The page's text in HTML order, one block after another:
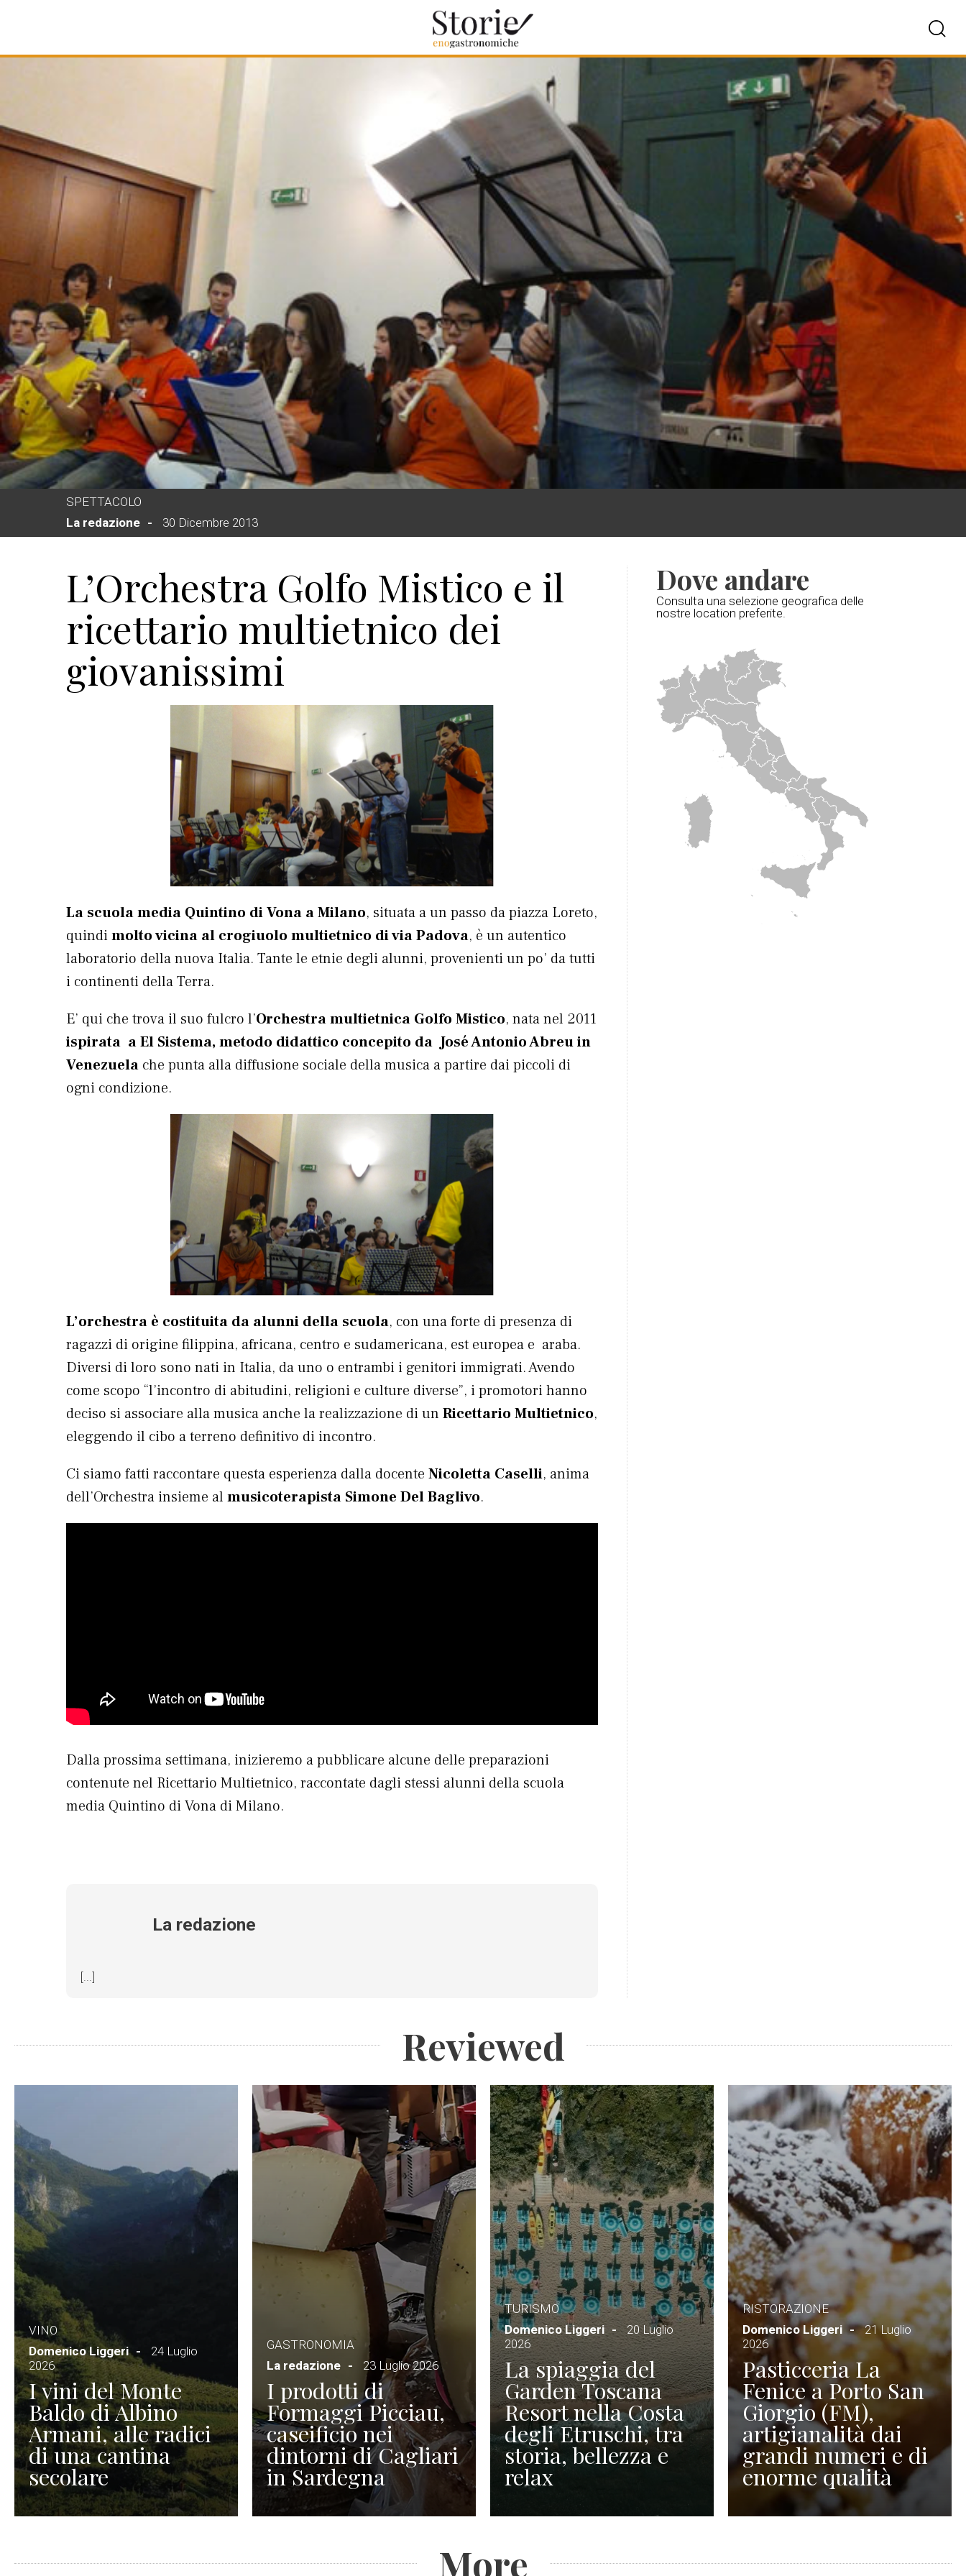
SPETTACOLO
La redazione
30 Dicembre 2013
L’Orchestra Golfo Mistico e il
ricettario multietnico dei
giovanissimi
La scuola media Quintino di Vona a Milano, situata a un passo da piazza Loreto,
quindimolto vicina al crogiuolo multietnico di via Padova, è un autentico
laboratorio della nuova Italia. Tante le etnie degli alunni, provenienti un po’ da tutti
i continenti della Terra.
E’ qui che trova il suo fulcro l’Orchestra multietnica Golfo Mistico, nata nel 2011
ispirata a El Sistema, metodo didattico concepito da José Antonio Abreu in
Venezuela che punta alla diffusione sociale della musica a partire dai piccoli di
ogni condizione.
L’orchestra è costituita da alunni della scuola, con una forte di presenza di
ragazzi di origine filippina, africana, centro e sudamericana, est europea e araba.
Diversi di loro sono nati in Italia, da uno o entrambi i genitori immigrati. Avendo
come scopo “l’incontro di abitudini, religioni e culture diverse”, i promotori hanno
deciso si associare alla musica anche la realizzazione di un Ricettario Multietnico,
eleggendo il cibo a terreno definitivo di incontro.
Ci siamo fatti raccontare questa esperienza dalla docente Nicoletta Caselli, anima
dell’Orchestra insieme al musicoterapista Simone Del Baglivo.
Dalla prossima settimana, inizieremo a pubblicare alcune delle preparazioni
contenute nel Ricettario Multietnico, raccontate dagli stessi alunni della scuola
media Quintino di Vona di Milano.
La redazione
[...]
Dove andare
Consulta una selezione geografica delle
nostre location preferite.
Reviewed
VINO
Domenico Liggeri
24 Luglio
2026
I vini del Monte
Baldo di Albino
Armani, alle radici
di una cantina
secolare
GASTRONOMIA
La redazione
23 Luglio 2026
I prodotti di
Formaggi Picciau,
caseificio nei
dintorni di Cagliari
in Sardegna
TURISMO
Domenico Liggeri
20 Luglio
2026
La spiaggia del
Garden Toscana
Resort nella Costa
degli Etruschi, tra
storia, bellezza e
relax
RISTORAZIONE
Domenico Liggeri
21 Luglio
2026
Pasticceria La
Fenice a Porto San
Giorgio (FM),
artigianalità dai
grandi numeri e di
enorme qualità
More